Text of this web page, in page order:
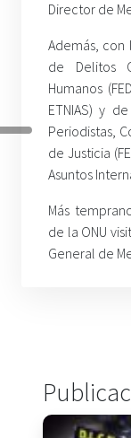
Director de
Además, con
de Delitos
Humanos
ETNIAS) y
Periodistas,
de Justicia
Asuntos
Más
de la ONU
General de